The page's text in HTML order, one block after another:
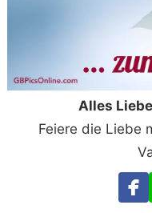
Alles
Feiere die Liebe